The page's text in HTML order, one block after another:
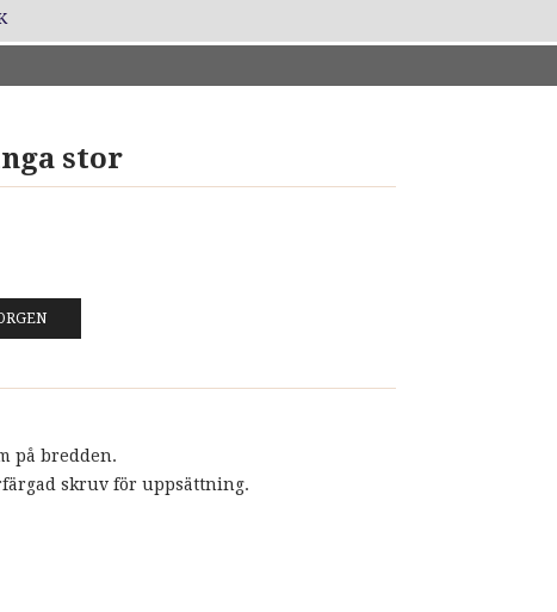
stor
på bredden.
skruv för uppsättning.